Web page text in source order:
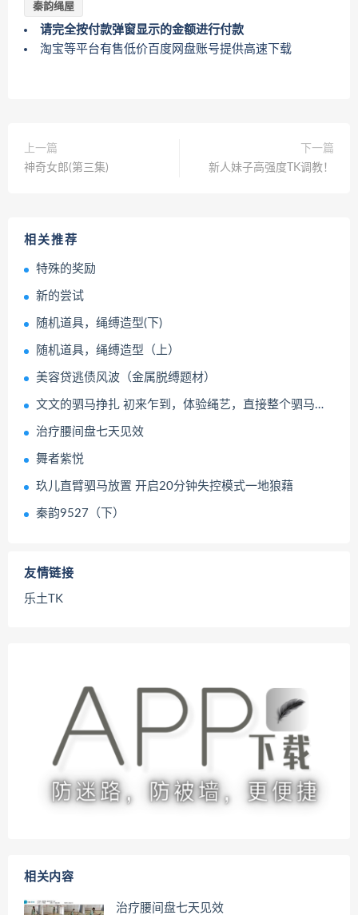
秦韵绳屋
请完全按付款弹窗显示的金额进行付款
淘宝等平台有售低价百度网盘账号提供高速下载
上一篇
神奇女郎(第三集)
下一篇
新人妹子高强度TK调教！
相关推荐
特殊的奖励
新的尝试
随机道具，绳缚造型(下)
随机道具，绳缚造型（上）
美容贷逃债风波（金属脱缚题材）
文文的驷马挣扎 初来乍到，体验绳艺，直接整个驷马，让她适应一下
治疗腰间盘七天见效
舞者紫悦
玖儿直臂驷马放置 开启20分钟失控模式一地狼藉
秦韵9527（下）
友情链接
乐土TK
相关内容
治疗腰间盘七天见效